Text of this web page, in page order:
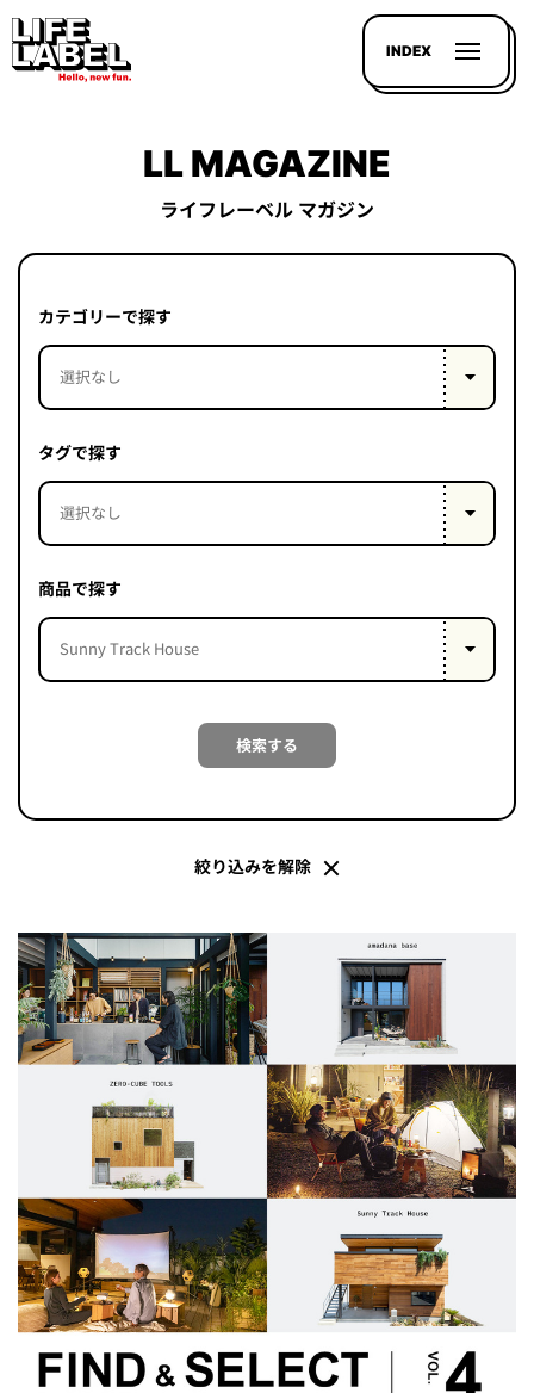
INDEX
UP
PROJECT
LIFE
LABEL
はい
会社概
要
企業の
方へ
お問い
合わせ
プライ
バシー
ポリシ
ー
採用情
報
LL MAGAZINE
ライフレーベル マガジン
カテゴリーで探す
タグで探す
商品で探す
検索する
絞り込みを解除